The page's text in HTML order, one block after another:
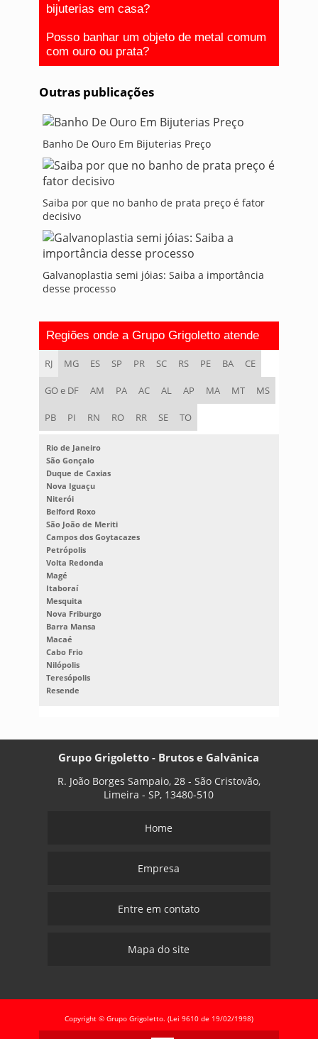
bijuterias em casa?
Posso banhar um objeto de metal comum
com ouro ou prata?
Outras publicações
Banho De Ouro Em Bijuterias Preço
Saiba por que no banho de prata preço é fator
decisivo
Galvanoplastia semi jóias: Saiba a importância
desse processo
Regiões onde a Grupo Grigoletto atende
RJ MG ES SP PR SC RS PE BA CE
GO e DF AM PA AC AL AP MA MT MS
PB PI RN RO RR SE TO
Rio de Janeiro
São Gonçalo
Duque de Caxias
Nova Iguaçu
Niterói
Belford Roxo
São João de Meriti
Campos dos Goytacazes
Petrópolis
Volta Redonda
Magé
Itaboraí
Mesquita
Nova Friburgo
Barra Mansa
Macaé
Cabo Frio
Nilópolis
Teresópolis
Resende
Grupo Grigoletto - Brutos e Galvânica
R. João Borges Sampaio, 28 - São Cristovão,
Limeira - SP, 13480-510
Home
Empresa
Entre em contato
Mapa do site
Copyright © Grupo Grigoletto. (Lei 9610 de 19/02/1998)